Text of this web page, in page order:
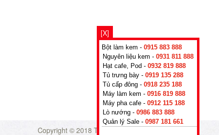
Copyright © 2018 TADAVINA CO., LTD - Số 26
[X]
Bột làm kem - 0915 883 888
Nguyên liệu kem - 0931 811 888
Hạt cafe, Pod - 0932 819 888
Tủ trưng bày - 0919 135 288
Tủ cấp đông - 0918 235 188
Máy làm kem - 0916 819 888
Máy pha cafe - 0912 115 188
Lò nướng - 0986 883 888
Quản lý Sale - 0987 181 661